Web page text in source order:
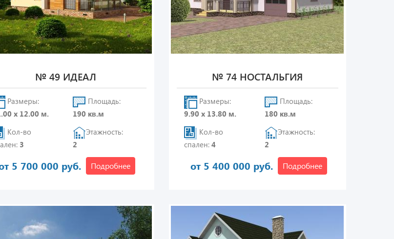
№ 49 ИДЕАЛ
Размеры:
х 12.00 м.
Кол-во
3
Площадь:
190 кв.м
Этажность:
2
5 700 000 руб. Подробнее
№ 74 НОСТАЛЬГИЯ
Размеры:
9.90 х 13.80 м.
Кол-во
спален: 4
Площадь:
180 кв.м
Этажность:
2
от 5 400 000 руб. Подробнее